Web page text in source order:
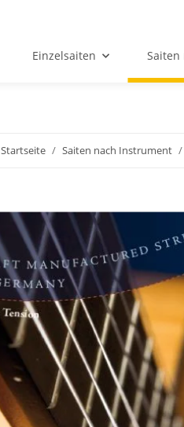
Einzelsaiten
Startseite Saiten nach Instrument